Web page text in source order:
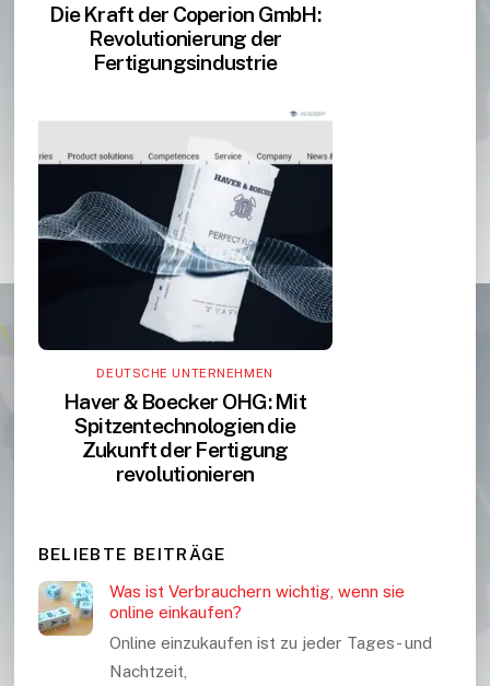
Die Kraft der Coperion GmbH:
Revolutionierung der
Fertigungsindustrie
DEUTSCHE UNTERNEHMEN
Haver & Boecker OHG: Mit
Spitzentechnologien die
Zukunft der Fertigung
revolutionieren
BELIEBTE BEITRÄGE
Was ist Verbrauchern wichtig, wenn sie
online einkaufen?
Online einzukaufen ist zu jeder Tages- und
Nachtzeit,